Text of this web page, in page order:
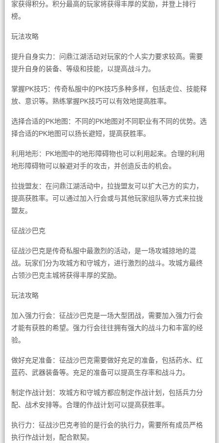
家获得积分。积分最高的玩家将获得丰厚的奖励，并登上排行
榜。
玩法攻略
提升自身实力：问鼎江湖活动对玩家的个人实力要求较高。需要
提升自身的装备、等级和技能，以提高战斗力。
掌握PK技巧：传奇私服中的PK技巧多种多样，包括走位、技能释
放、意识等。熟练掌握PK技巧可以有效地提高胜率。
选择合适的PK地图：不同的PK地图对不同职业有不同的优势。选
择合适的PK地图可以扬长避短，提高获胜率。
利用地形：PK地图中的地形障碍物也可以利用起来。合理的利用
地形障碍物可以躲避对手的攻击，并创造反击的机会。
拉拢盟友：在问鼎江湖活动中，拉拢盟友可以扩大己方的实力，
提高获胜率。可以通过加入行会或与其他玩家组队等方式来拉拢
盟友。
征战沙巴克
征战沙巴克是传奇私服中最激烈的活动，是一场攻城掠地的混
战。玩家们分为攻城方和守城方，进行激烈的战斗。攻城方最终
占领沙巴克主城将获得丰厚的奖励。
玩法攻略
加入强力行会：征战沙巴克是一场大型团战，需要加入强力行会
才能有获胜的希望。强力行会往往拥有强大的战斗力和丰富的经
验。
做好充足准备：征战沙巴克需要做好充足的准备，包括药水、红
蓝药、武器装备等。充足的准备可以提高生存率和战斗力。
制定作战计划：攻城方和守城方都应制定作战计划，包括兵力分
配、战术安排等。合理的作战计划可以提高获胜率。
执行力：征战沙巴克考验的是行会的执行力，需要所有成员严格
执行作战计划，配合默契。